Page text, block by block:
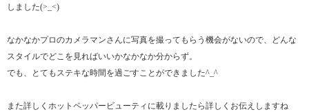
しました(>_<)
なかなかプロのカメラマンさんに写真を撮ってもらう機会がないので、どんな
スタイルでどこを見ればいいかなかなか分からず。
でも、とてもステキな時間を過ごすことができました^_^
また詳しくホットペッパービューティに載りましたら詳しくお伝えしますね